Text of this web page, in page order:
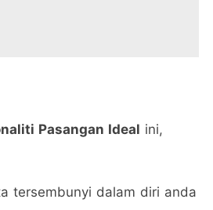
Pasangan Ideal ini,
tersembunyi dalam diri anda